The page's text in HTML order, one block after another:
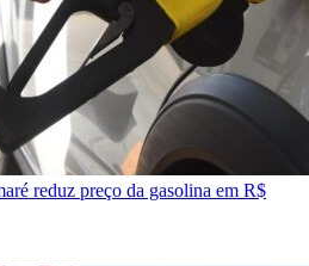
reduz preço da gasolina em R$